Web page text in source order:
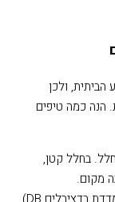
ולכן
הנה כמה טיפים
בחלל קטן,
מקום.